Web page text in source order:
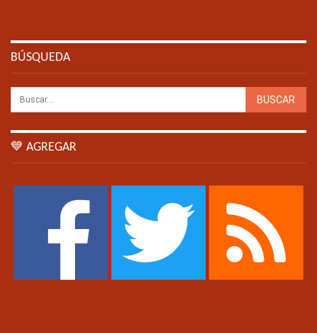
BÚSQUEDA
💙 AGREGAR